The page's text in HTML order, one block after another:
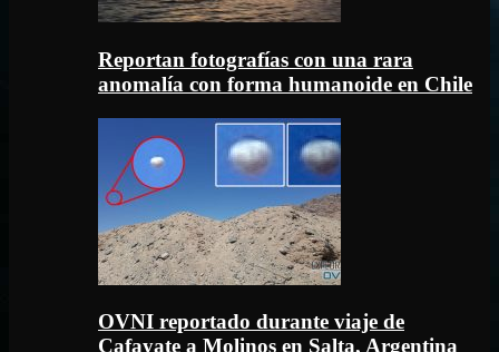
Reportan fotografías con una rara
anomalía con forma humanoide en Chile
OVNI reportado durante viaje de
Cafayate a Molinos en Salta, Argentina